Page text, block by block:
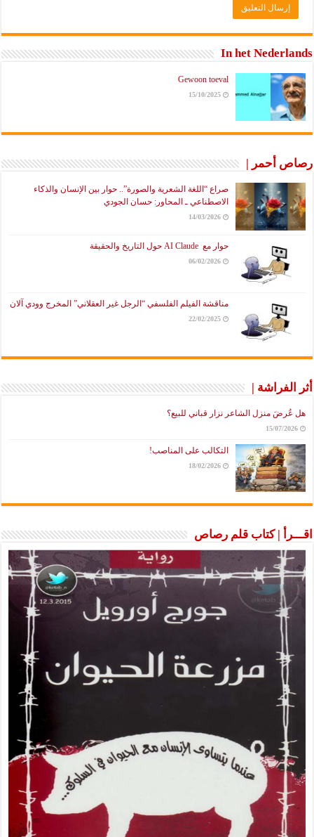
In het Nederlands
Gewoon toeval
15/10/2025
رصاص أحمر |
صراع “اللغة الشعرية والصورة”.. حوار بين الإنسان والذكاء
الاصطناعي ـ المحاور: حسان الجودي
14/03/2026
حوار مع AI Claude حول التاريخ والحقيقة
06/02/2026
مناقشة الفيلم الفلسفي “الرجل غير العقلاني” المخرج وودي آلان
22/02/2025
أثر الفراشة |
هل عُرضَ منزل الشاعر نزار قباني للبيع؟
15/07/2026
التكالب على المناصب!
18/02/2026
اقـــرأ | كتاب قلم رصاص